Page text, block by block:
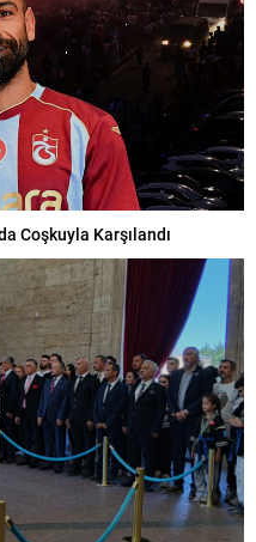
Coşkuyla Karşılandı